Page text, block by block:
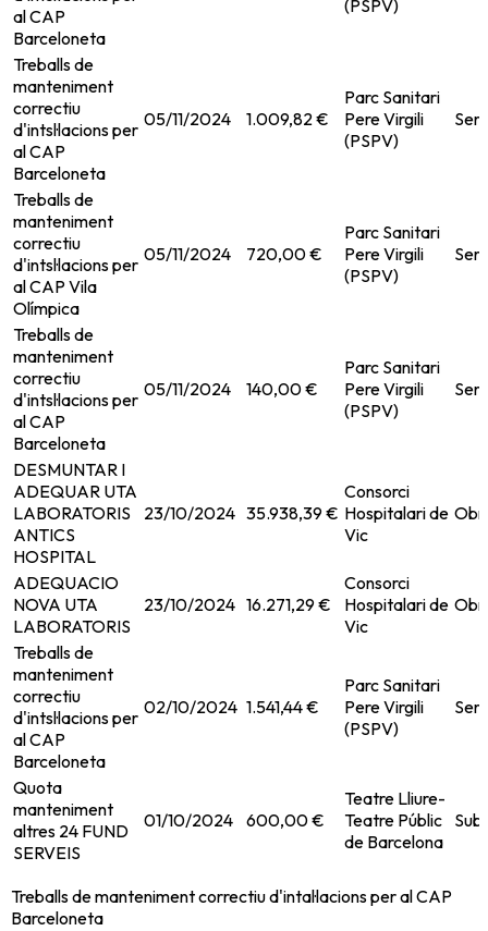
al CAP
Barceloneta
(PSPV)
Treballs de
manteniment
correctiu
d'intsl·lacions per
al CAP
Barceloneta
05/11/2024 1.009,82 €
Parc Sanitari
Pere Virgili
(PSPV)
Treballs de
manteniment
correctiu
d'intsl·lacions per
al CAP Vila
Olímpica
05/11/2024 720,00 €
Parc Sanitari
Pere Virgili
(PSPV)
Treballs de
manteniment
correctiu
d'intsl·lacions per
al CAP
Barceloneta
05/11/2024 140,00 €
Parc Sanitari
Pere Virgili
(PSPV)
DESMUNTAR I
ADEQUAR UTA
LABORATORIS
ANTICS
HOSPITAL
23/10/2024 35.938,39 €
Consorci
Hospitalari de
Vic
ADEQUACIO
NOVA UTA
LABORATORIS
23/10/2024 16.271,29 €
Consorci
Hospitalari de
Vic
Treballs de
manteniment
correctiu
d'intsl·lacions per
al CAP
Barceloneta
02/10/2024 1.541,44 €
Parc Sanitari
Pere Virgili
(PSPV)
Quota
manteniment
altres 24 FUND
SERVEIS
01/10/2024 600,00 €
Teatre Lliure-
Teatre Públic
de Barcelona
Treballs de manteniment correctiu d'intal·lacions per al CAP
Barceloneta